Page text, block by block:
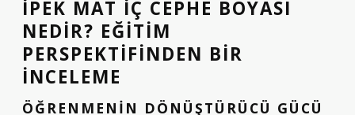
İPEK MAT İÇ CEPHE BOYASI
NEDIR? EĞITIM
PERSPEKTIFINDEN BIR
İNCELEME
ÖĞRENMENIN DÖNÜŞTÜRÜCÜ GÜCÜ